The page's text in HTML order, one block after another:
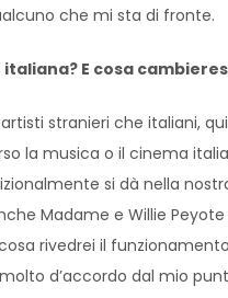
che mi sta di fronte.
italiana? E cosa
stranieri che italiani,
la musica o il cinema
si dà nella
Madame e Willie
rivedrei il
d’accordo dal mio